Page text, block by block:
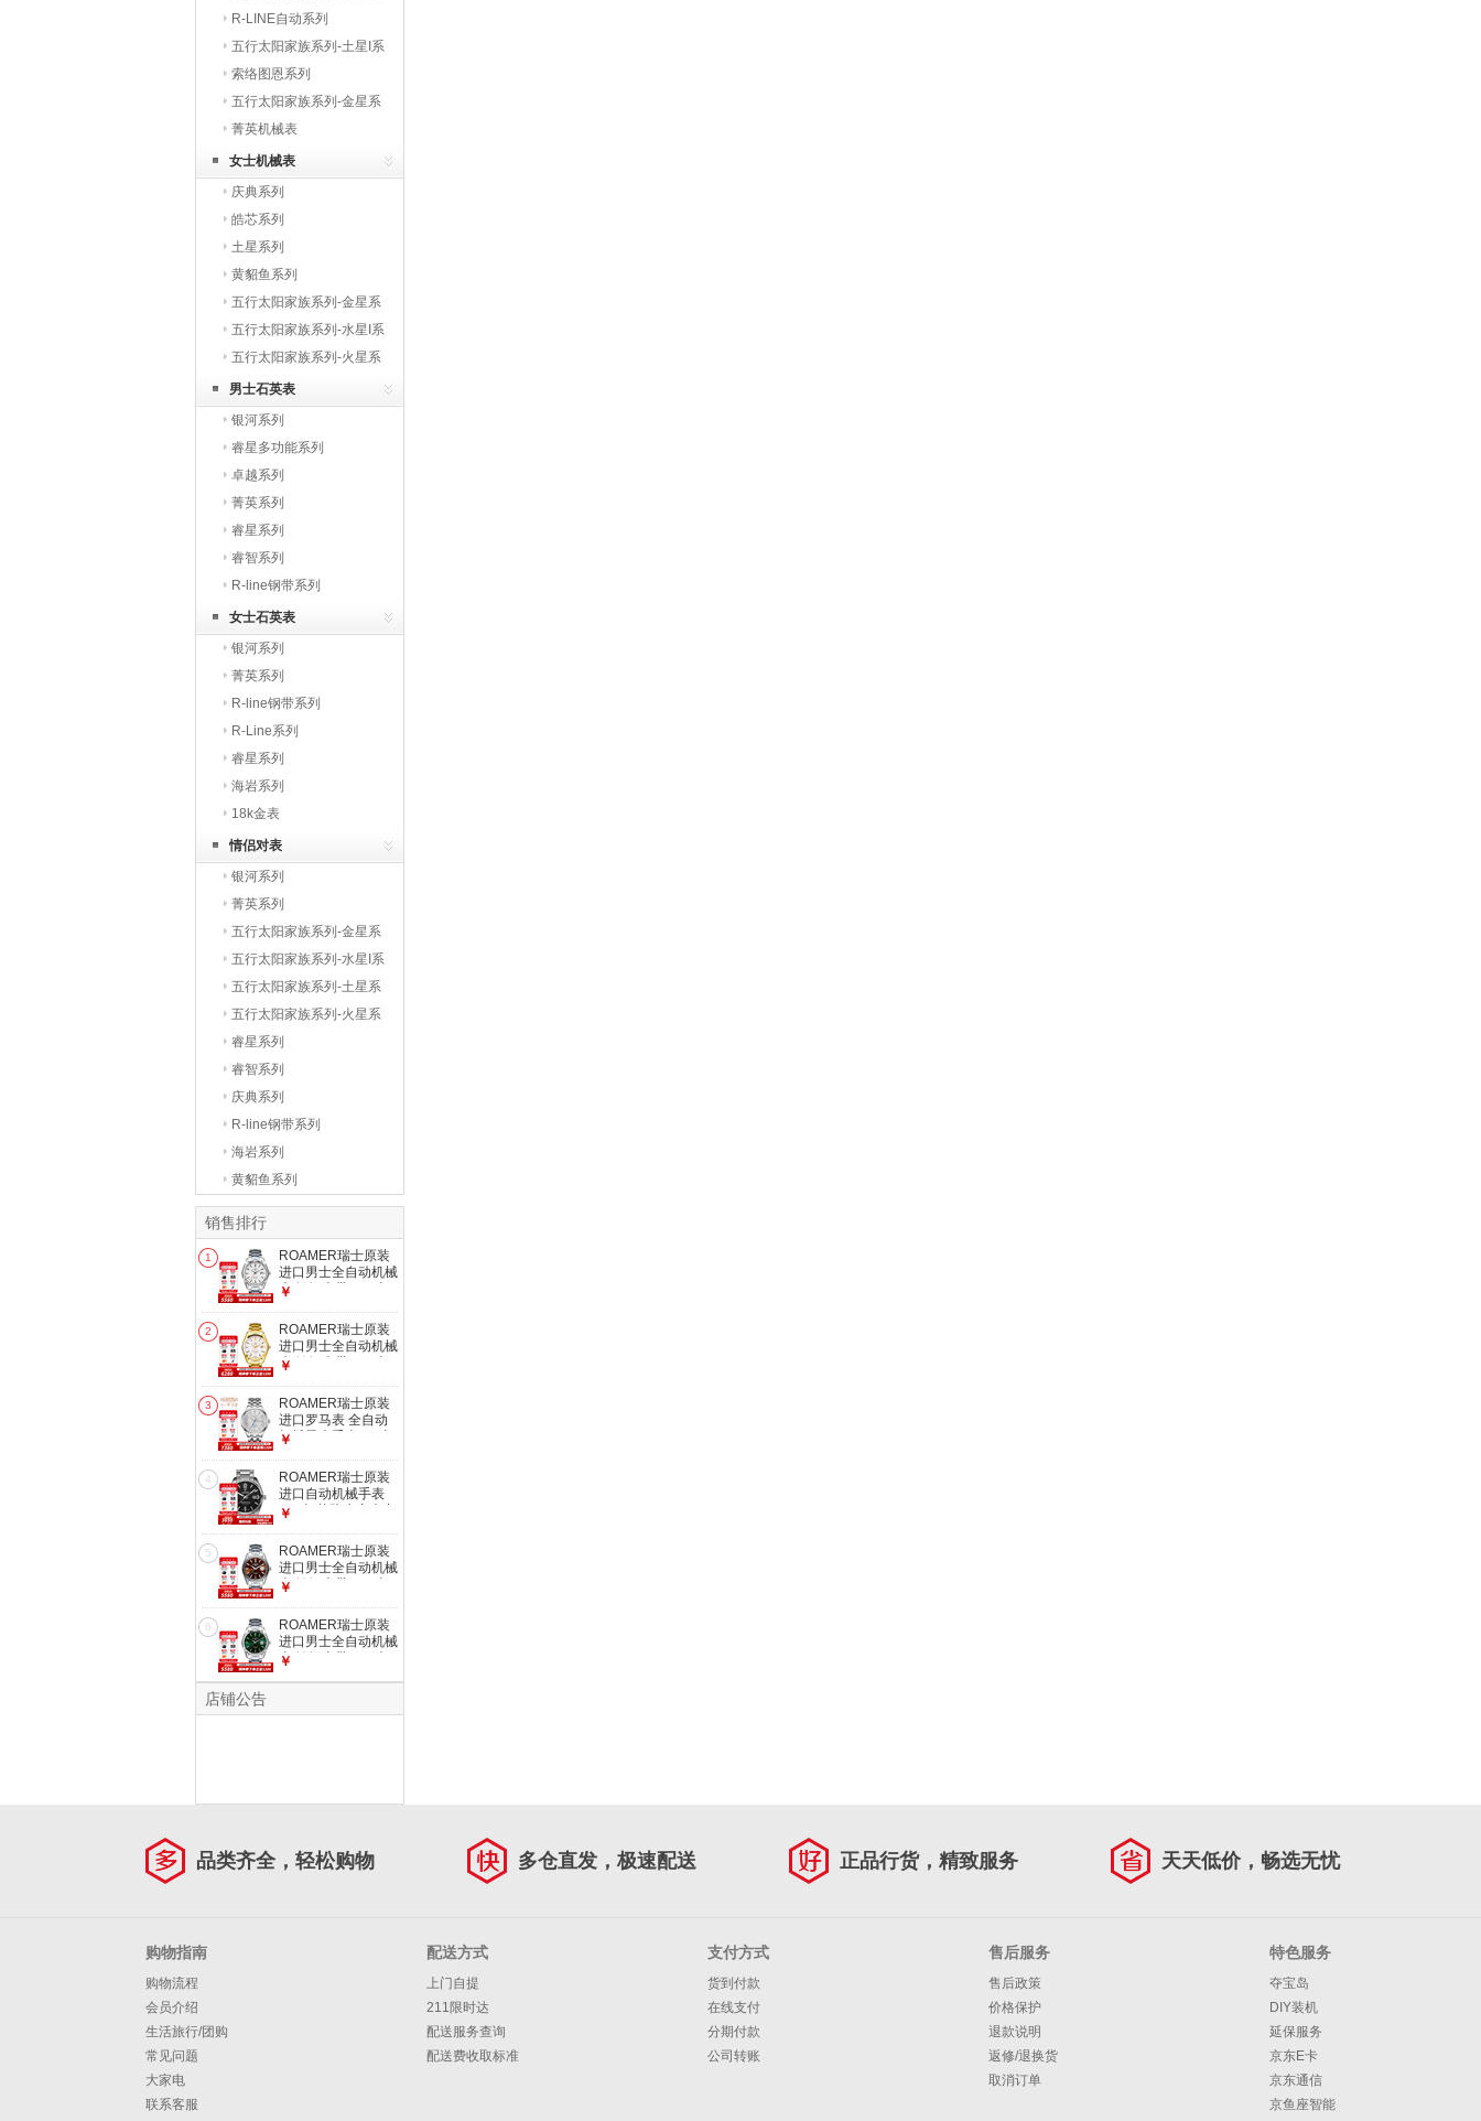
列R-LINE自动系列
五行太阳家族系列-土星I系
列索络图恩系列
五行太阳家族系列-金星系
列菁英机械表
女士机械表
庆典系列
皓芯系列
土星系列
黄貂鱼系列
五行太阳家族系列-金星系
列五行太阳家族系列-水星I系
列五行太阳家族系列-火星系
列
男士石英表
银河系列
睿星多功能系列
卓越系列
菁英系列
睿星系列
睿智系列
R-line钢带系列
女士石英表
银河系列
菁英系列
R-line钢带系列
R-Line系列
睿星系列
海岩系列
18k金表
情侣对表
银河系列
菁英系列
五行太阳家族系列-金星系
列五行太阳家族系列-水星I系
列五行太阳家族系列-土星系
列五行太阳家族系列-火星系
列睿星系列
睿智系列
庆典系列
R-line钢带系列
海岩系列
黄貂鱼系列
销售排行
1
ROAMER瑞士原装
进口男士全自动机械
表 钨钢表带 100米
210633 41 25 20
￥
2
ROAMER瑞士原装
进口男士全自动机械
表 钨钢表带 100米
210633 48 25 20
￥
3
ROAMER瑞士原装
进口罗马表 全自动
机械男士手表ETA机
年 133周年限量版
415637 41 15 40
￥
4
ROAMER瑞士原装
进口自动机械手表
ETA机芯防水夜光商
表 550633 41 54 50
￥
5
ROAMER瑞士原装
进口男士全自动机械
表 钨钢表带 100米
210633 41 02 20
￥
6
ROAMER瑞士原装
进口男士全自动机械
表 钨钢表带 100米
￥
店铺公告
品类齐全，轻松购物 多仓直发，极速配送 正品行货，精致服务 天天低价，畅选无忧
购物指南
购物流程
会员介绍
生活旅行/团购
常见问题
大家电
联系客服
配送方式
上门自提
211限时达
配送服务查询
配送费收取标准
支付方式
货到付款
在线支付
分期付款
公司转账
售后服务
售后政策
价格保护
退款说明
返修/退换货
取消订单
特色服务
夺宝岛
DIY装机
延保服务
京东E卡
京东通信
京鱼座智能